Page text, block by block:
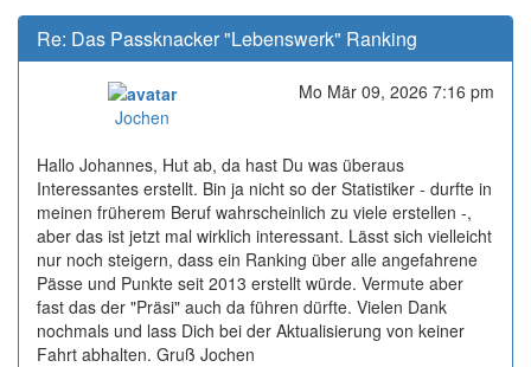
Re: Das Passknacker "Lebenswerk" Ranking
Jochen
Mo Mär 09, 2026 7:16 pm
Hallo Johannes, Hut ab, da hast Du was überaus
Interessantes erstellt. Bin ja nicht so der Statistiker - durfte in
meinen früherem Beruf wahrscheinlich zu viele erstellen -,
aber das ist jetzt mal wirklich interessant. Lässt sich vielleicht
nur noch steigern, dass ein Ranking über alle angefahrene
Pässe und Punkte seit 2013 erstellt würde. Vermute aber
fast das der "Präsi" auch da führen dürfte. Vielen Dank
nochmals und lass Dich bei der Aktualisierung von keiner
Fahrt abhalten. Gruß Jochen